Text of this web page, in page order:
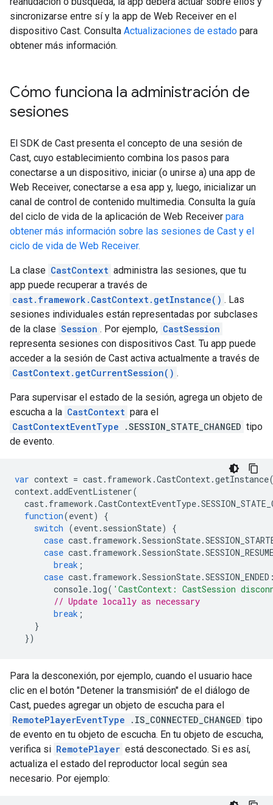
sincronizarse entre sí y la app de Web Receiver en el
dispositivo Cast. Consulta Actualizaciones de estado para
obtener más información.
Cómo funciona la administración de
sesiones
El SDK de Cast presenta el concepto de una sesión de
Cast, cuyo establecimiento combina los pasos para
conectarse a un dispositivo, iniciar (o unirse a) una app de
Web Receiver, conectarse a esa app y, luego, inicializar un
canal de control de contenido multimedia. Consulta la guía
del ciclo de vida de la aplicación de Web Receiver para
obtener más información sobre las sesiones de Cast y el
ciclo de vida de Web Receiver.
La clase CastContext administra las sesiones, que tu
app puede recuperar a través de
cast.framework.CastContext.getInstance() . Las
sesiones individuales están representadas por subclases
de la clase Session . Por ejemplo, CastSession
representa sesiones con dispositivos Cast. Tu app puede
acceder a la sesión de Cast activa actualmente a través de
CastContext.getCurrentSession() .
Para supervisar el estado de la sesión, agrega un objeto de
escucha a la CastContext para el
CastContextEventType
.SESSION_STATE_CHANGED tipo
de evento.
var context = cast. framework .CastContext.getInstance
context.addEventListener(
cast. framework .CastContextEventType.
function(event)
{
switch (event. sessionState)
{
case cast. framework .SessionState.
case cast. framework .SessionState.
break ;
case cast. framework .SessionState.SESSION_ENDED
console. log( 'CastContext: CastSession
// Update locally as necessary
break ;
}
})
Para la desconexión, por ejemplo, cuando el usuario hace
clic en el botón "Detener la transmisión" de el diálogo de
Cast, puedes agregar un objeto de escucha para el
RemotePlayerEventType
.IS_CONNECTED_CHANGED tipo
de evento en tu objeto de escucha. En tu objeto de escucha,
verifica si RemotePlayer está desconectado. Si es así,
actualiza el estado del reproductor local según sea
necesario. Por ejemplo: